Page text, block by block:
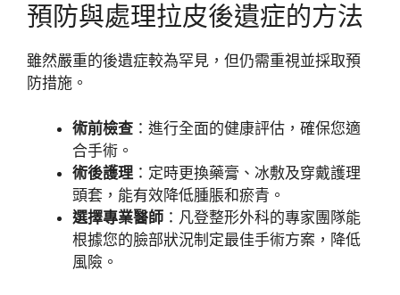
預防與處理拉皮後遺症的方法
雖然嚴重的後遺症較為罕見，但仍需重視並採取預
防措施。
術前檢查 ：進行全面的健康評估，確保您適
合手術。
術後護理 ：定時更換藥膏、冰敷及穿戴護理
頭套，能有效降低腫脹和瘀青。
選擇專業醫師 ：凡登整形外科的專家團隊能
根據您的臉部狀況制定最佳手術方案，降低
風險。